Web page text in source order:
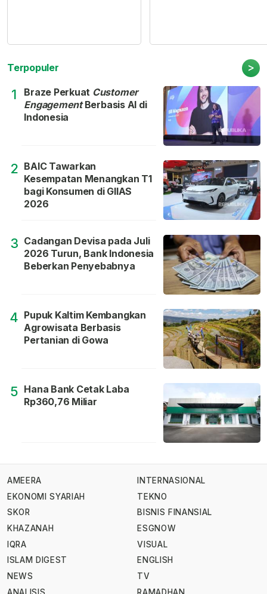
Terpopuler >
1 Braze Perkuat Customer
EngagementBerbasis AI di
Indonesia
2 BAIC Tawarkan
Kesempatan Menangkan T1
bagi Konsumen di GIIAS
2026
3 Cadangan Devisa pada Juli
2026 Turun, Bank Indonesia
Beberkan Penyebabnya
4 Pupuk Kaltim Kembangkan
Agrowisata Berbasis
Pertanian di Gowa
5 Hana Bank Cetak Laba
Rp360,76 Miliar
AMEERA
EKONOMI SYARIAH
SKOR
KHAZANAH
IQRA
ISLAM DIGEST
NEWS
ANALISIS
INTERNASIONAL
TEKNO
BISNIS FINANSIAL
ESGNOW
VISUAL
ENGLISH
TV
RAMADHAN